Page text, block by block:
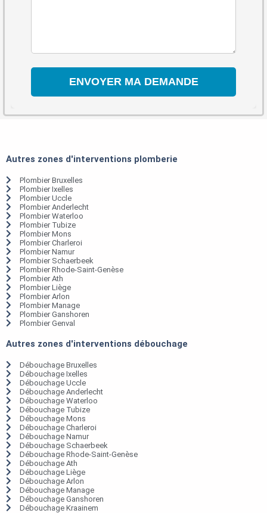
Autres zones d'interventions plomberie
Plombier Bruxelles
Plombier Ixelles
Plombier Uccle
Plombier Anderlecht
Plombier Waterloo
Plombier Tubize
Plombier Mons
Plombier Charleroi
Plombier Namur
Plombier Schaerbeek
Plombier Rhode-Saint-Genèse
Plombier Ath
Plombier Liège
Plombier Arlon
Plombier Manage
Plombier Ganshoren
Plombier Genval
Autres zones d'interventions débouchage
Débouchage Bruxelles
Débouchage Ixelles
Débouchage Uccle
Débouchage Anderlecht
Débouchage Waterloo
Débouchage Tubize
Débouchage Mons
Débouchage Charleroi
Débouchage Namur
Débouchage Schaerbeek
Débouchage Rhode-Saint-Genèse
Débouchage Ath
Débouchage Liège
Débouchage Arlon
Débouchage Manage
Débouchage Ganshoren
Débouchage Kraainem